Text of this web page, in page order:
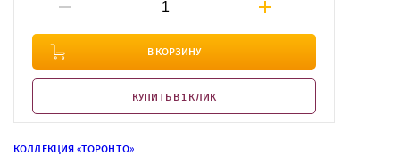
В КОРЗИНУ
КУПИТЬ В 1 КЛИК
КОЛЛЕКЦИЯ «ТОРОНТО»